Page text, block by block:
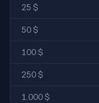
25 $
50 $
100 $
250 $
1.000 $